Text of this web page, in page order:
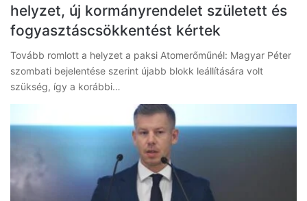
helyzet, új kormányrendelet született és
fogyasztáscsökkentést kértek
Tovább romlott a helyzet a paksi Atomerőműnél: Magyar Péter
szombati bejelentése szerint újabb blokk leállítására volt
szükség, így a korábbi…